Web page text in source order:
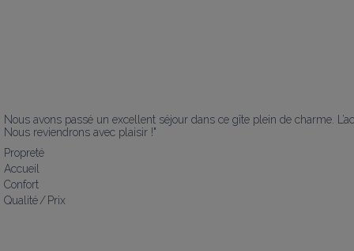
Nous avons passé un excellent séjour dans ce gîte plein de charme.
Nous reviendrons avec plaisir !"
Propreté
Accueil
Confort
Qualité / Prix